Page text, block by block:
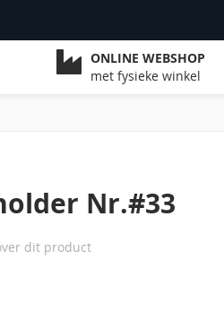
ONLINE WEBSHOP
met fysieke winkel
Nr.#33
dit product